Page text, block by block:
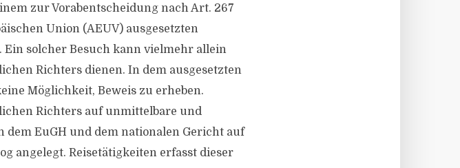
zur Vorabentscheidung nach Art. 267
Union (AEUV) ausgesetzten
solcher Besuch kann vielmehr allein
Richters dienen. In dem ausgesetzten
Möglichkeit, Beweis zu erheben.
Richters auf unmittelbare und
EuGH und dem nationalen Gericht auf
angelegt. Reisetätigkeiten erfasst dieser